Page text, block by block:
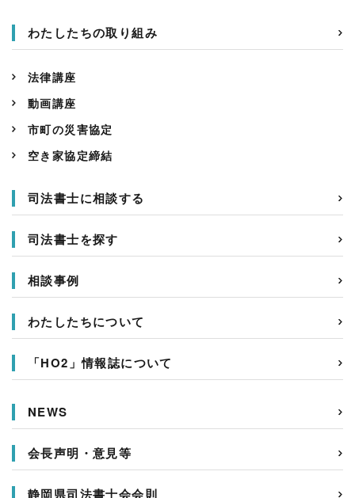
わたしたちの取り組み
法律講座
動画講座
市町の災害協定
空き家協定締結
司法書士に相談する
司法書士を探す
相談事例
わたしたちについて
「HO2」情報誌について
NEWS
会長声明・意見等
静岡県司法書士会会則